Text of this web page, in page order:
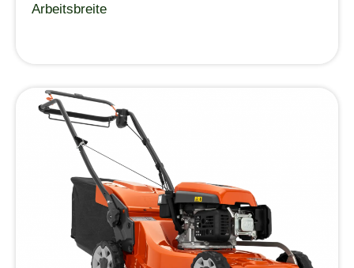
Arbeitsbreite